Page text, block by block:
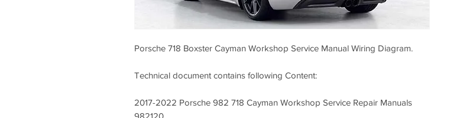
Porsche 718 Boxster Cayman Workshop Service Manual Wiring Diagram.
Technical document contains following Content:
2017-2022 Porsche 982 718 Cayman Workshop Service Repair Manuals
982120